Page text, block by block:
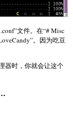
文件。在“# Misc
。因为吃豆
器时，你就会让这个